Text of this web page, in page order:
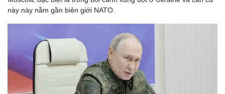
này này nằm gần biên giới NATO.